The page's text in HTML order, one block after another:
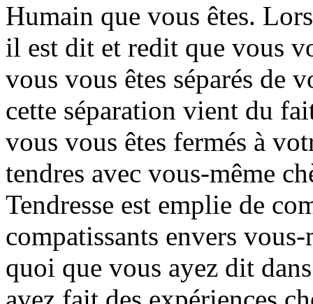
Humain que vous êtes.
il est dit et redit que vous
vous vous êtes séparés de
cette séparation vient du
vous vous êtes fermés à
tendres avec vous-même
Tendresse est emplie de
compatissants envers
quoi que vous ayez dit